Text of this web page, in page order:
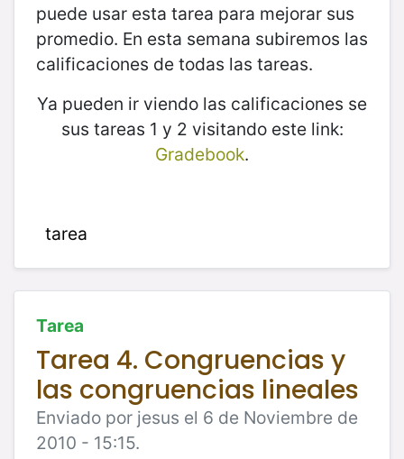
puede usar esta tarea para mejorar sus
promedio. En esta semana subiremos las
calificaciones de todas las tareas.
Ya pueden ir viendo las calificaciones se
sus tareas 1 y 2 visitando este link:
Gradebook.
tarea
Tarea
Tarea 4. Congruencias y
las congruencias lineales
Enviado por jesus el 6 de Noviembre de
2010 - 15:15.